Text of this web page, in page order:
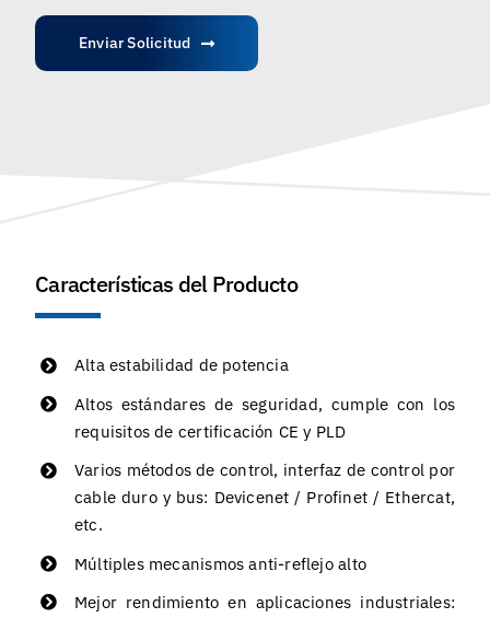
Enviar Solicitud
Características del Producto
Alta estabilidad de potencia
Altos estándares de seguridad, cumple con los
requisitos de certificación CE y PLD
Varios métodos de control, interfaz de control por
cable duro y bus: Devicenet / Profinet / Ethercat,
etc.
Múltiples mecanismos anti-reflejo alto
Mejor rendimiento en aplicaciones industriales: